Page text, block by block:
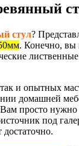
стул?
. Конечно, вы
и опытных
домашней
просто нужно
под